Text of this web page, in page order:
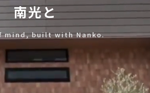
南光と
mind, built with Nanko.